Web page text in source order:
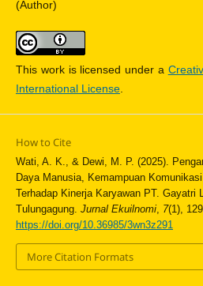
(Author)
This work is licensed under a
International License.
How to Cite
Wati, A. K., & Dewi, M. P. (2025).
Daya Manusia, Kemampuan
Terhadap Kinerja Karyawan PT. Gayatri
Tulungagung. Jurnal Ekuilnomi, 7(1),
https://doi.org/10.36985/3wn3z291
More Citation Formats